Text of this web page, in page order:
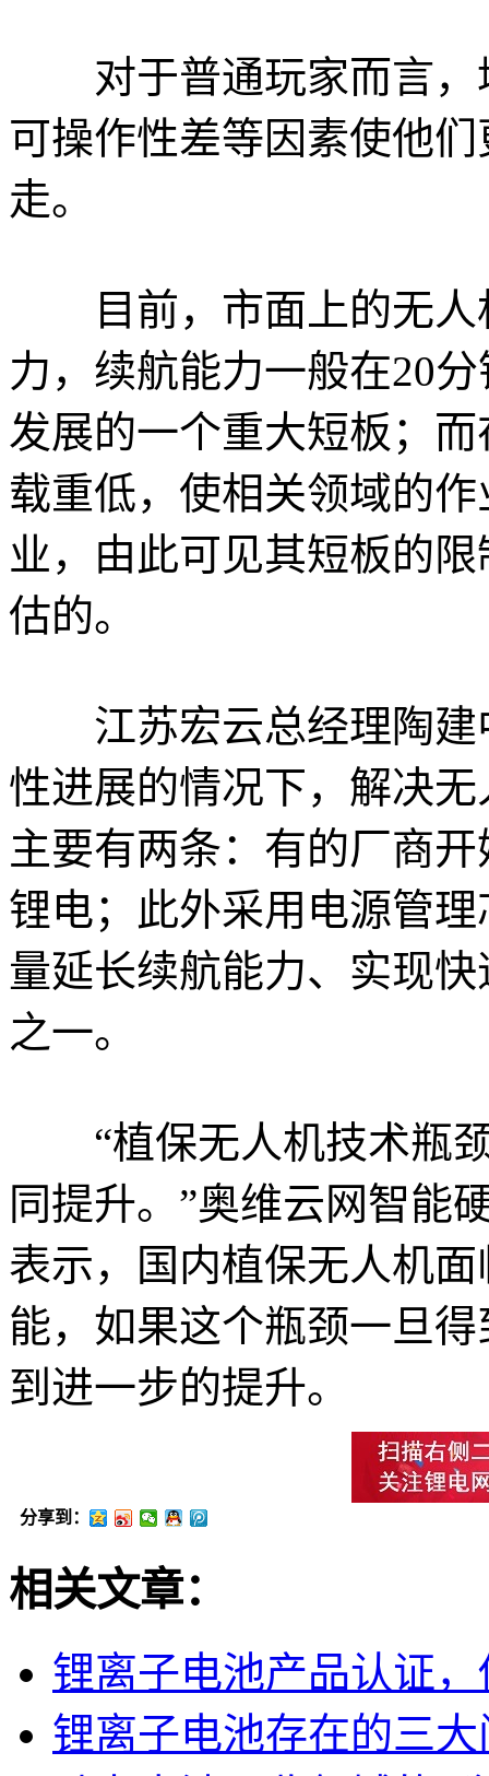
对于普通玩家而言，
可操作性差等因素使他
走。
目前，市面上的无人
力，续航能力一般在20
发展的一个重大短板；
载重低，使相关领域的
业，由此可见其短板的
估的。
江苏宏云总经理陶建
性进展的情况下，解决
主要有两条：有的厂商
锂电；此外采用电源管
量延长续航能力、实现
之一。
“植保无人机技术瓶颈
同提升。”奥维云网智能
表示，国内植保无人机
能，如果这个瓶颈一旦
到进一步的提升。
分享到：
相关文章：
锂离子电池产品认证
锂离子电池存在的三大